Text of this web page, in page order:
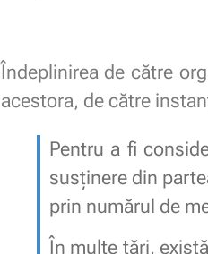
Îndeplinirea de către
acestora, de către
Pentru a fi
susținere din
prin numărul de
În multe țări,